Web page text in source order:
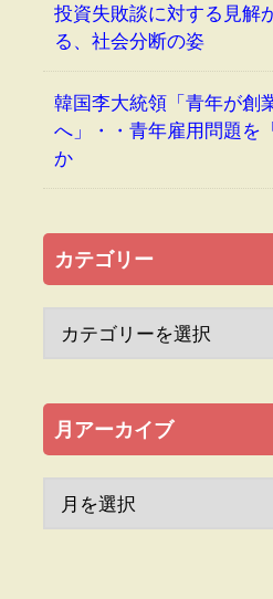
投資失敗談に対する見解
る、社会分断の姿
韓国李大統領「青年が創
へ」・・青年雇用問題を
か
カテゴリー
月アーカイブ